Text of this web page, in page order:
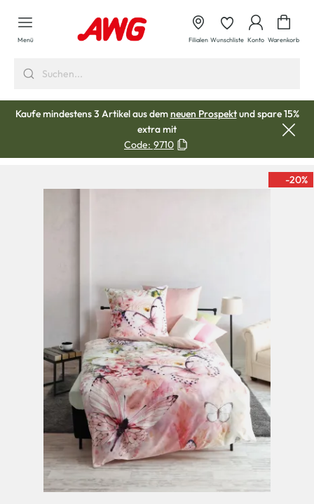
springen
Menü Filialen Wunschliste Konto Warenkorb
Kaufe mindestens 3 Artikel aus demneuen Prospektund spare 15%
extra mit
Code: 9710
-20%